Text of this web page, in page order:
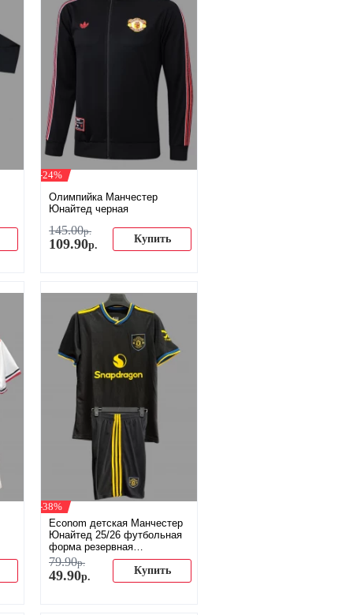
-24%
Олимпийка Манчестер
Юнайтед черная
145.00р.
109.90р. Купить
-38%
Econom детская Манчестер
Юнайтед 25/26 футбольная
форма резервная
(распродажа)
79.90р.
49.90р. Купить